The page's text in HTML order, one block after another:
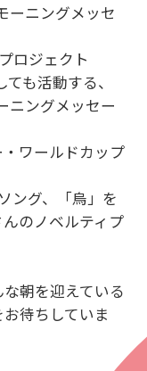
ーニングメッセ
ロジェクト
ても活動する、
ニングメッセー
ワールドカップ
ング、「烏」を
のノベルティプ
朝を迎えている
待ちしていま